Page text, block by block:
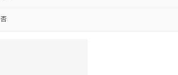
否